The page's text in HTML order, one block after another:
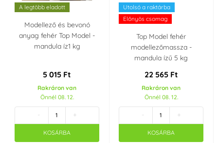
A legtöbb eladott
Modellező és bevonó
anyag fehér Top Model -
mandula íz1 kg
5 015 Ft
Rakráron van
Önnél 08. 12.
- +
KOSÁRBA
Utolsó a raktárba
Előnyös csomag
Top Model fehér
modellezőmassza -
mandula ízű 5 kg
22 565 Ft
Rakráron van
Önnél 08. 12.
- +
KOSÁRBA